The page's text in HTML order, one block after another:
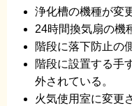
浄化槽の機種が変
24時間換気扇の機
階段に落下防止の
階段に設置する手
外されている。
火気使用室に変更